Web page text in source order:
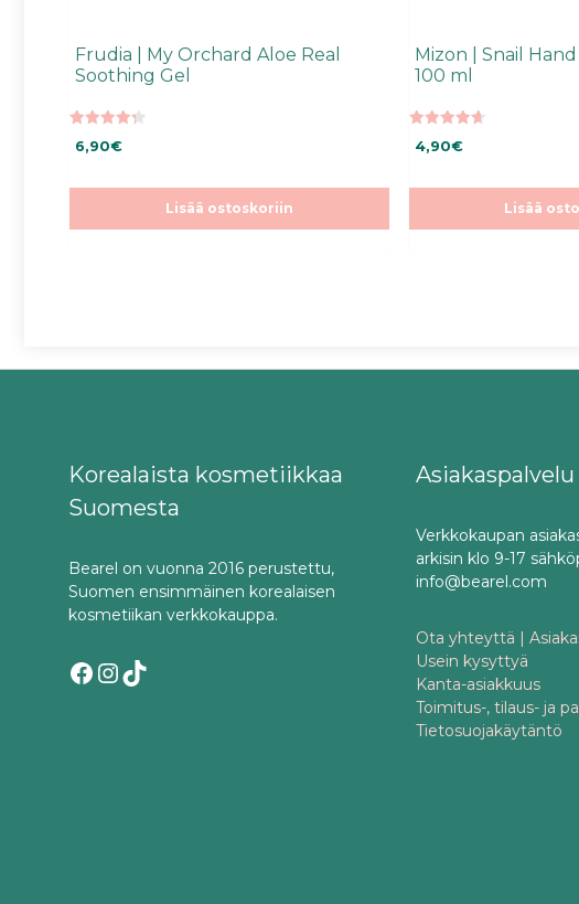
Frudia | My Orchard Aloe Real
Soothing Gel
5:stä
6,90€
Lisää ostoskoriin
Mizon | Snail
100 ml
5:stä
4,90€
Lisää
Korealaista kosmetiikkaa
Suomesta
Bearel on vuonna 2016 perustettu,
Suomen ensimmäinen korealaisen
kosmetiikan verkkokauppa.
Facebook
Instagram
TikTok
Asiakaspalvelu
Verkkokaupan
arkisin klo 9-17
info@bearel.com
Ota yhteyttä |
Usein kysyttyä
Kanta-asiakkuus
Toimitus-, tilaus- ja
Tietosuojakäytäntö